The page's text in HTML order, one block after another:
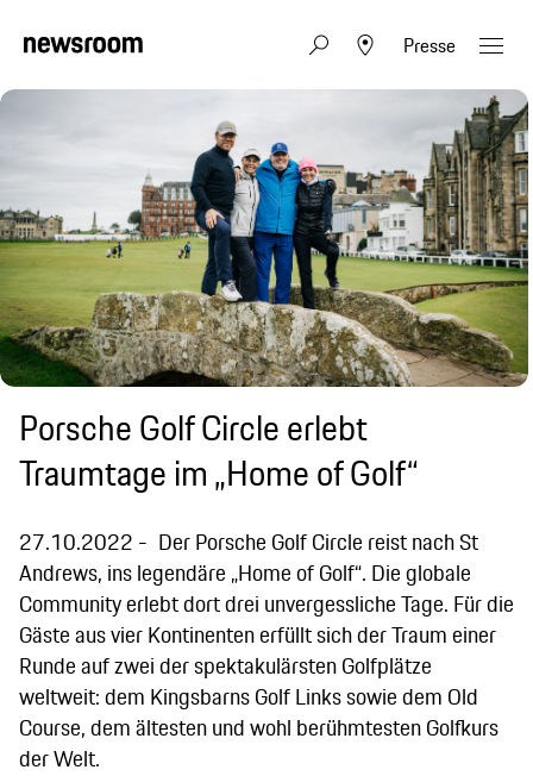
Presse
Porsche Golf Circle erlebt
Traumtage im „Home of Golf“
27.10.2022
Der Porsche Golf Circle reist nach St
Andrews, ins legendäre „Home of Golf“. Die globale
Community erlebt dort drei unvergessliche Tage. Für die
Gäste aus vier Kontinenten erfüllt sich der Traum einer
Runde auf zwei der spektakulärsten Golfplätze
weltweit: dem Kingsbarns Golf Links sowie dem Old
Course, dem ältesten und wohl berühmtesten Golfkurs
der Welt.